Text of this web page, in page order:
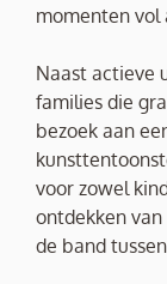
momenten vol
Naast actieve
families die
bezoek aan
voor zowel
ontdekken
de band